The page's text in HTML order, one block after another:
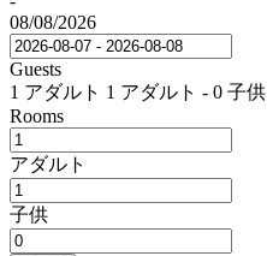
08/08/2026
Guests
1 アダルト 1 アダルト - 0 子供
Rooms
アダルト
子供